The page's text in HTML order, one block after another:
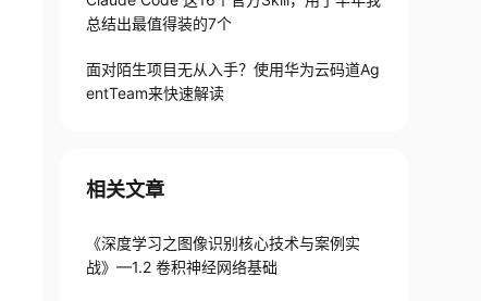
总结出最值得装的7个
面对陌生项目无从入手？使用华为云码道Ag
entTeam来快速解读
相关文章
《深度学习之图像识别核心技术与案例实
战》—1.2 卷积神经网络基础